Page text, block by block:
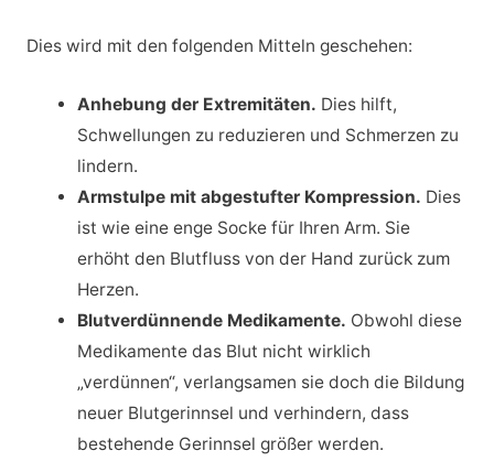
Dies wird mit den folgenden Mitteln geschehen:
Anhebung der Extremitäten. Dies hilft,
Schwellungen zu reduzieren und Schmerzen zu
lindern.
Armstulpe mit abgestufter Kompression. Dies
ist wie eine enge Socke für Ihren Arm. Sie
erhöht den Blutfluss von der Hand zurück zum
Herzen.
Blutverdünnende Medikamente. Obwohl diese
Medikamente das Blut nicht wirklich
„verdünnen“, verlangsamen sie doch die Bildung
neuer Blutgerinnsel und verhindern, dass
bestehende Gerinnsel größer werden.